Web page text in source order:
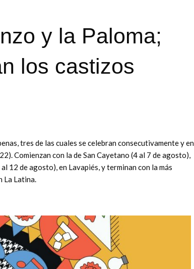
y la Paloma;
los castizos
tres de las cuales se celebran consecutivamente y en
Comienzan con la de San Cayetano (4 al 7 de agosto),
12 de agosto), en Lavapiés, y terminan con la más
La Latina.